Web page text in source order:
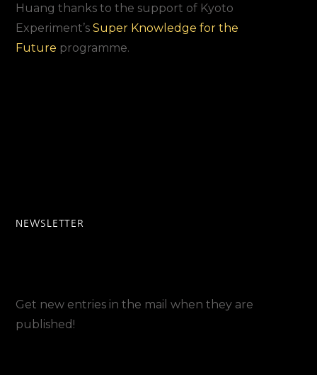
Huang thanks to the support of Kyoto
Experiment’sSuper Knowledge for the
Future programme.
NEWSLETTER
Get new entries in the mail when they are
published!